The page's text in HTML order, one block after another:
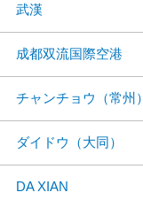
武漢
成都双流国際空港
チャンチョウ（常州）
ダイドウ（大同）
DA XIAN